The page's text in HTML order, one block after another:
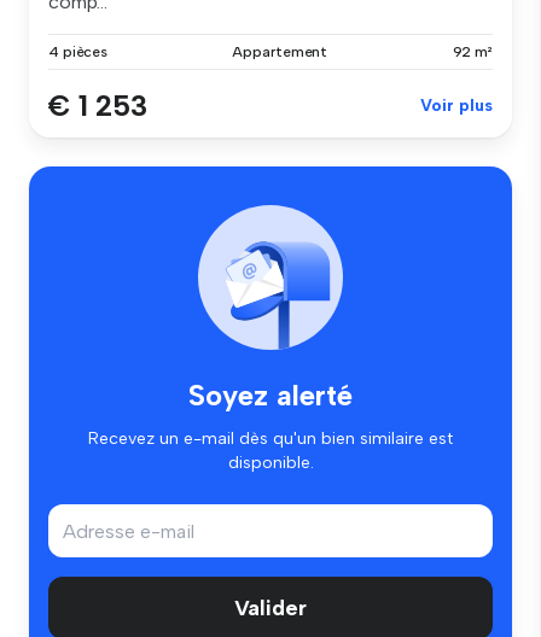
4 pièces Appartement 92 m²
€ 1 253 Voir plus
Soyez alerté
Recevez un e-mail dès qu'un bien similaire est
disponible.
Valider